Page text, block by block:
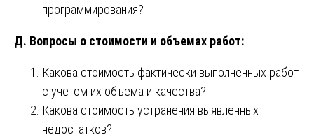
программирования?
Д. Вопросы о стоимости и объемах работ:
Какова стоимость фактически выполненных работ
с учетом их объема и качества?
Какова стоимость устранения выявленных
недостатков?